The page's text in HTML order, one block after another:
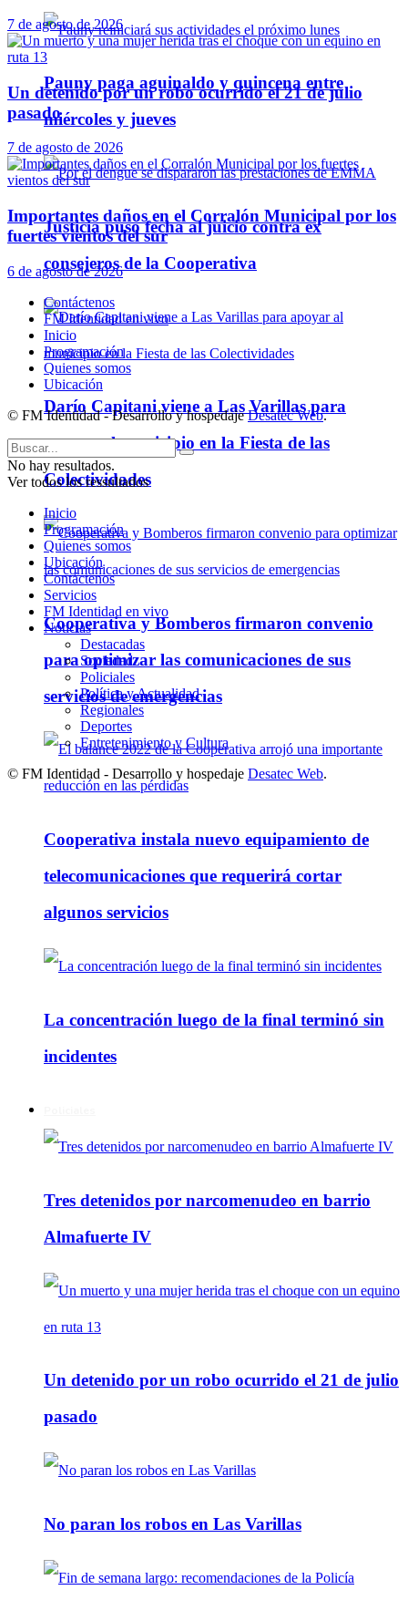
Pauny paga aguinaldo y quincena entre
miércoles y jueves
Justicia puso fecha al juicio contra ex
consejeros de la Cooperativa
Darío Capitani viene a Las Varillas para
apoyar al municipio en la Fiesta de las
Colectividades
Cooperativa y Bomberos firmaron convenio
para optimizar las comunicaciones de sus
servicios de emergencias
Cooperativa instala nuevo equipamiento de
telecomunicaciones que requerirá cortar
algunos servicios
La concentración luego de la final terminó sin
incidentes
Tres detenidos por narcomenudeo en barrio
Almafuerte IV
Un detenido por un robo ocurrido el 21 de julio
pasado
No paran los robos en Las Varillas
7 de agosto de 2026
Un detenido por un robo ocurrido el 21 de julio
pasado
7 de agosto de 2026
Importantes daños en el Corralón Municipal por los
fuertes vientos del sur
6 de agosto de 2026
Contáctenos
FM Identidad en vivo
Inicio
Programación
Quienes somos
Ubicación
© FM Identidad - Desarrollo y hospedajeDesatec Web.
No hay resultados.
Ver todos los ressultados
Inicio
Programación
Quienes somos
Ubicación
Contáctenos
Servicios
FM Identidad en vivo
Noticias
Destacadas
Sociedad
Policiales
Política y Actualidad
Regionales
Deportes
Entretenimiento y Cultura
© FM Identidad - Desarrollo y hospedaje Desatec Web.